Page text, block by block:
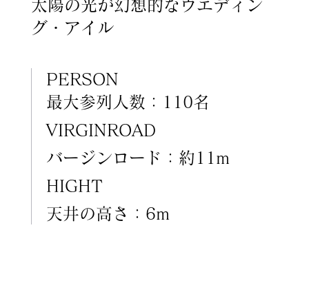
太陽の光が幻想的なウエディン
グ・アイル
VIRGINROAD
HIGHT
PERSON
最大参列人数：110名
バージンロード：約11m
天井の高さ：6m